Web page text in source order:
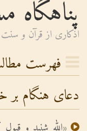
پناهگاه
اذكارى از قرآن و سنت
فهرست
دعای هنگام بر